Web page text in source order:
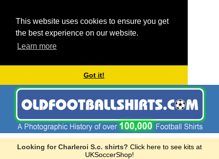
This website uses cookies to ensure you get
the best experience on our website.
Learn more
Got it!
Looking for Charleroi S.c. shirts? Click here to see kits at
UKSoccerShop!